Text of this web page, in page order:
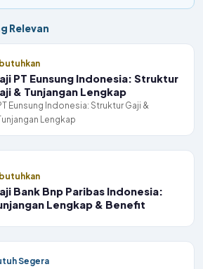
Relevan
PT Eunsung Indonesia: Struktur
& Tunjangan Lengkap
Eunsung Indonesia: Struktur Gaji &
Lengkap
Bank Bnp Paribas Indonesia:
Lengkap & Benefit
Segera